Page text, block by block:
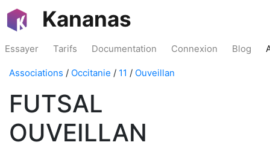
Kananas
Essayer Tarifs Documentation Connexion Blog
Associations / Occitanie / 11 / Ouveillan
FUTSAL
OUVEILLAN